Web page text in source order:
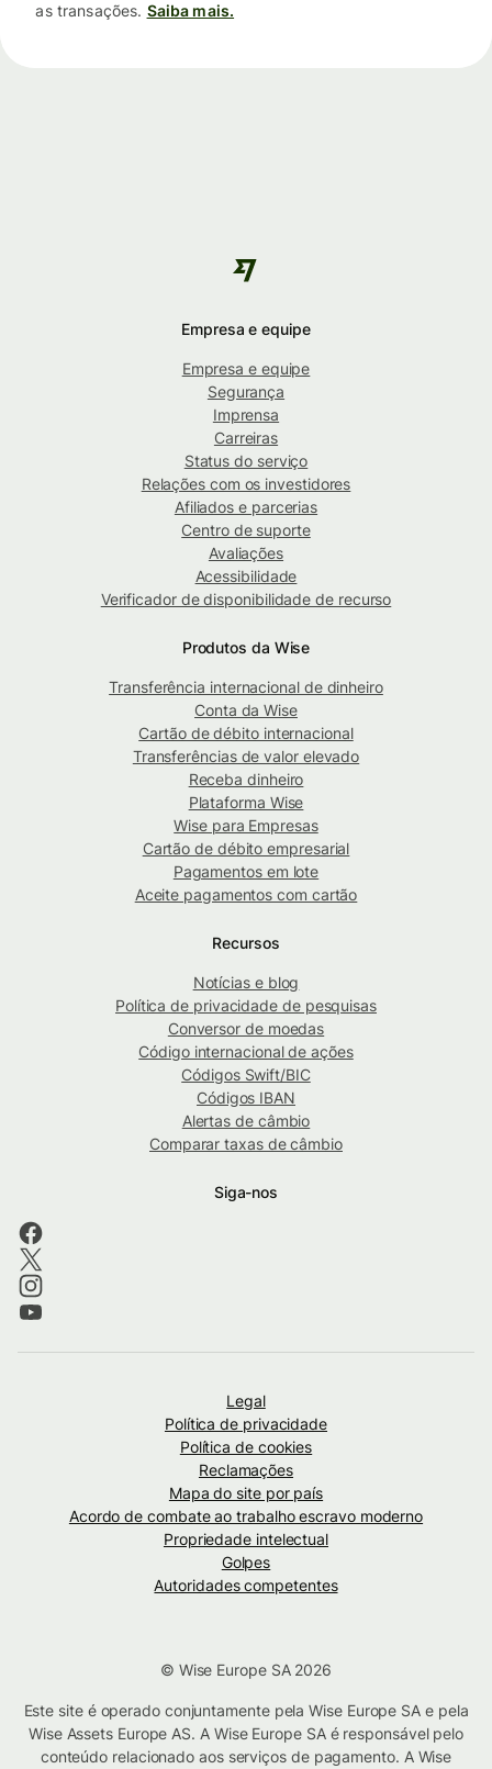
as transações. Saiba mais.
Empresa e equipe
Empresa e equipe
Segurança
Imprensa
Carreiras
Status do serviço
Relações com os investidores
Afiliados e parcerias
Centro de suporte
Avaliações
Acessibilidade
Verificador de disponibilidade de recurso
Produtos da Wise
Transferência internacional de dinheiro
Conta da Wise
Cartão de débito internacional
Transferências de valor elevado
Receba dinheiro
Plataforma Wise
Wise para Empresas
Cartão de débito empresarial
Pagamentos em lote
Aceite pagamentos com cartão
Recursos
Notícias e blog
Política de privacidade de pesquisas
Conversor de moedas
Código internacional de ações
Códigos Swift/BIC
Códigos IBAN
Alertas de câmbio
Comparar taxas de câmbio
Siga-nos
Legal
Política de privacidade
Política de cookies
Reclamações
Mapa do site por país
Acordo de combate ao trabalho escravo moderno
Propriedade intelectual
Golpes
Autoridades competentes
© Wise Europe SA 2026
Este site é operado conjuntamente pela Wise Europe SA e pela
Wise Assets Europe AS. A Wise Europe SA é responsável pelo
conteúdo relacionado aos serviços de pagamento. A Wise